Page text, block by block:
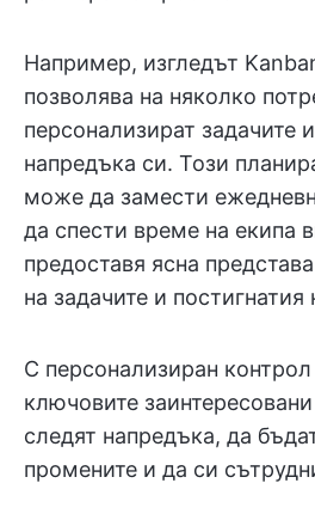
Например, изгледът
позволява на няколко
персонализират задачите
напредъка си. Този
може да замести
да спести време на екипа
предоставя ясна
на задачите и постигнатия
С персонализиран
ключовите
следят напредъка, да
промените и да си